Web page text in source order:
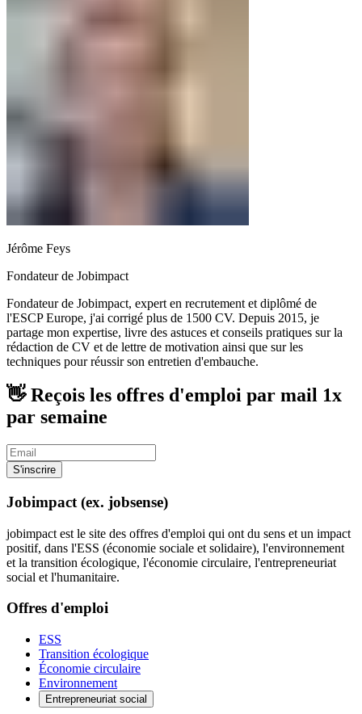
Jérôme Feys
Fondateur de Jobimpact
Fondateur de Jobimpact, expert en recrutement et diplômé de
l'ESCP Europe, j'ai corrigé plus de 1500 CV. Depuis 2015, je
partage mon expertise, livre des astuces et conseils pratiques sur la
rédaction de CV et de lettre de motivation ainsi que sur les
techniques pour réussir son entretien d'embauche.
👋 Reçois les offres d'emploi par mail 1x
par semaine
S'inscrire
Jobimpact (ex. jobsense)
jobimpact est le site des offres d'emploi qui ont du sens et un impact
positif, dans l'ESS (économie sociale et solidaire), l'environnement
et la transition écologique, l'économie circulaire, l'entrepreneuriat
social et l'humanitaire.
Offres d'emploi
ESS
Transition écologique
Économie circulaire
Environnement
Entrepreneuriat social